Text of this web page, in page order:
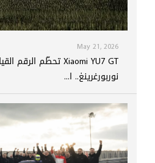
May 21, 2026
نوربورغرينغ.. ا...